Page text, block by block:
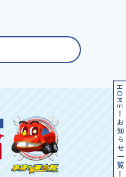
HOME
お知らせ一覧